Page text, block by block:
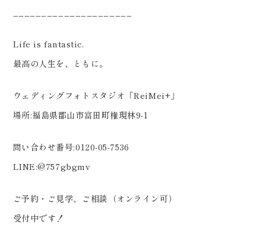
Life is fantastic.
最高の人生を、ともに。
ウェディングフォトスタジオ「ReiMei+」
場所:福島県郡山市富田町権現林9-1
問い合わせ番号:0120-05-7536
LINE:@757gbgmv
ご予約・ご見学、ご相談（オンライン可）
受付中です！